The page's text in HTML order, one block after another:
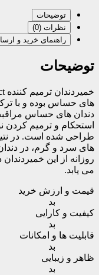
توضیحات
نظرات (0)
راهنمای خرید و
توضیحات
های حساس بوده و با
دندان های حساس
استحکام و ترمیم
طراحی شده است. در
های سرد و گرم، در
روزانه از این
می یابد.
قیمت و ارزش خرید
بد
کیفیت و کارایی
بد
قابلیت ها و امکانات
بد
ظاهر و زیبایی
بد